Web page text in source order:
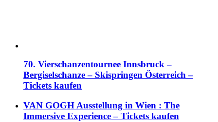
70. Vierschanzentournee Innsbruck –
Bergiselschanze – Skispringen Österreich –
Tickets kaufen
VAN GOGH Ausstellung in Wien : The
Immersive Experience – Tickets kaufen